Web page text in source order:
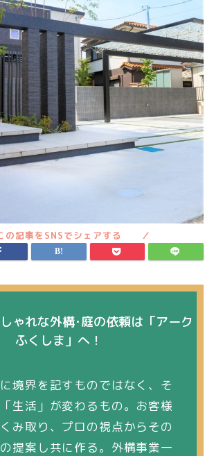
ゃれな外構･庭の依頼は「アーク
ふくしま」へ！
境界を記すものではなく、そ
生活」が変わるもの。お客様
み取り、プロの視点からその
提案し共に作る。外構事業一